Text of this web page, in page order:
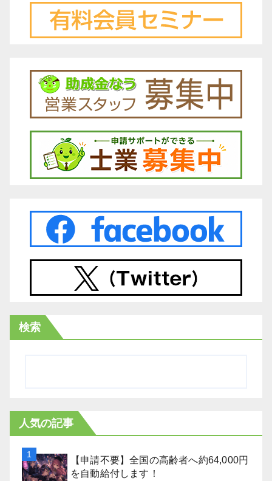
検索
人気の記事
【申請不要】全国の高齢者へ約64,000円
を自動給付します！